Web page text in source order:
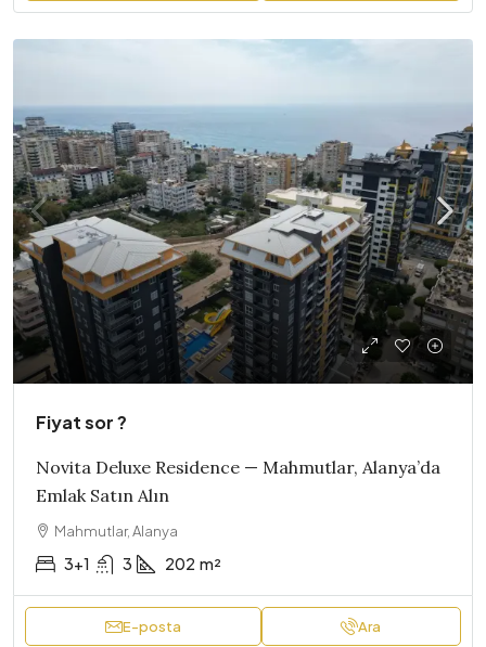
Fiyat sor ?
Novita Deluxe Residence — Mahmutlar, Alanya’da
Emlak Satın Alın
Mahmutlar, Alanya
3+1 3 202 m²
E-posta Ara